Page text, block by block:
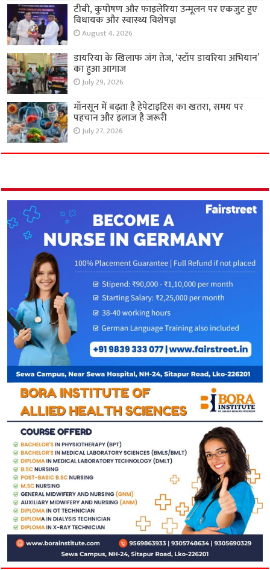
टीबी, कुपोषण और फाइलेरिया उन्मूलन पर एकजुट हुए
विधायक और स्वास्थ्य विशेषज्ञ
August 4, 2026
डायरिया के खिलाफ जंग तेज, ‘स्टॉप डायरिया अभियान’
का हुआ आगाज
July 29, 2026
मॉनसून में बढ़ता है हेपेटाइटिस का खतरा, समय पर
पहचान और इलाज है जरूरी
July 27, 2026